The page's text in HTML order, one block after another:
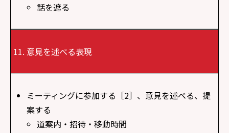
話を遮る
意見を述べる表現
ミーティングに参加する［2］、意見を述べる、提
案する
道案内・招待・移動時間